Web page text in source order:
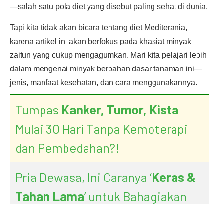
—salah satu pola diet yang disebut paling sehat di dunia.
Tapi kita tidak akan bicara tentang diet Mediterania,
karena artikel ini akan berfokus pada khasiat minyak
zaitun yang cukup mengagumkan. Mari kita pelajari lebih
dalam mengenai minyak berbahan dasar tanaman ini—
jenis, manfaat kesehatan, dan cara menggunakannya.
Tumpas Kanker, Tumor, Kista
Mulai 30 Hari Tanpa Kemoterapi
dan Pembedahan?!
Pria Dewasa, Ini Caranya ‘Keras &
Tahan Lama’ untuk Bahagiakan